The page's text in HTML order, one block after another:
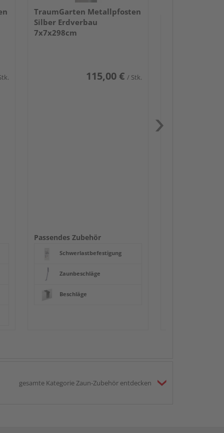
TraumGarten Metallpfosten
Silber Erdverbau
7x7x298cm
115,00 € / Stk.
Passendes Zubehör
Schwerlastbefestigung
Zaunbeschläge
Beschläge
gesamte Kategorie Zaun-Zubehör entdecken